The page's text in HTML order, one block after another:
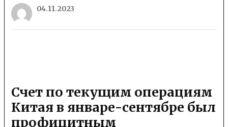
04.11.2023
Счет по текущим операциям
Китая в январе-сентябре был
профицитным